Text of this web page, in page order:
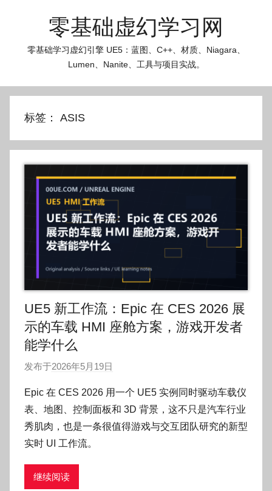
零基础虚幻学习网
零基础学习虚幻引擎 UE5：蓝图、C++、材质、Niagara、
Lumen、Nanite、工具与项目实战。
标签： ASIS
UE5 新工作流：Epic 在 CES 2026 展
示的车载 HMI 座舱方案，游戏开发者
能学什么
发布于2026年5月19日
:
O
k
Epic 在 CES 2026 用一个 UE5 实例同时驱动车载仪
表、地图、控制面板和 3D 背景，这不只是汽车行业
秀肌肉，也是一条很值得游戏与交互团队研究的新型
实时 UI 工作流。
继续阅读